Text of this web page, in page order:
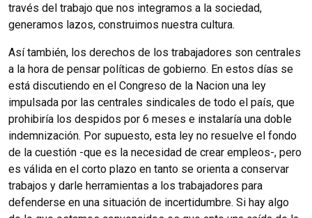
través del trabajo que nos integramos a la sociedad,
generamos lazos, construimos nuestra cultura.
Así también, los derechos de los trabajadores son centrales
a la hora de pensar políticas de gobierno. En estos días se
está discutiendo en el Congreso de la Nacion una ley
impulsada por las centrales sindicales de todo el país, que
prohibiría los despidos por 6 meses e instalaría una doble
indemnización. Por supuesto, esta ley no resuelve el fondo
de la cuestión -que es la necesidad de crear empleos-, pero
es válida en el corto plazo en tanto se orienta a conservar
trabajos y darle herramientas a los trabajadores para
defenderse en una situación de incertidumbre. Si hay algo